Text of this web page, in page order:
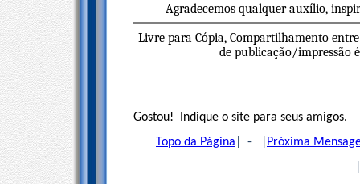
Agradecemos qualquer auxílio,
Livre para Cópia, Compartilhamento
de publicação/impressão
Gostou! Indique o site para seus amigos.
Topo da Página | - |
Próxima